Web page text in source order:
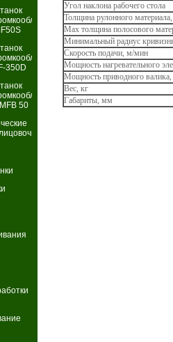
350D
50
Угол наклона рабочего стола
Толщина рулонного
Мах толщина полосового
Минимальный радиус
Скорость подачи, м/мин
Мощность нагревательного
Мощность приводного
Вес, кг
Габариты, мм